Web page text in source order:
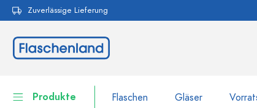
Zur Hauptnavigation springen
Zuverlässige Lieferung
Produkte Flaschen Gläser